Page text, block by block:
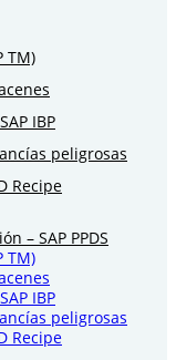
TM)
IBP
peligrosas
Recipe
– SAP PPDS
TM)
IBP
peligrosas
Recipe